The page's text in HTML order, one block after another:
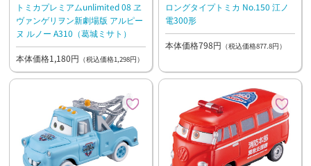
トミカプレミアムunlimited 08 ヱ
ヴァンゲリヲン新劇場版 アルピー
ヌ ルノー A310（葛城ミサト）
本体価格1,180円 （税込価格1,298円）
ロングタイプトミカ No.150 江ノ
電300形
本体価格798円 （税込価格877.8円）